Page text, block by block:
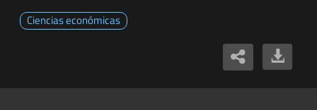
Ciencias económicas